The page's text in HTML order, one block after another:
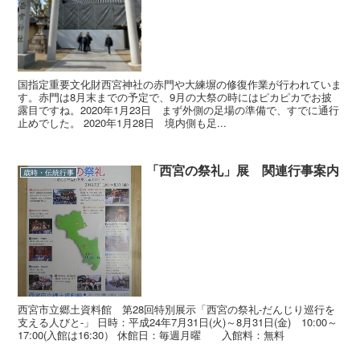
国指定重要文化財西宮神社の赤門や大練塀の修復作業が行われていま
す。赤門は8月末までの予定で、9月の大祭の時にはピカピカでお披
露目ですね。2020年1月23日 まず外側の足場の準備で、すでに通行
止めでした。 2020年1月28日 境内側も足...
歳時・伝統行事 「西宮の祭礼」展 関連行事案内
西宮市立郷土資料館 第28回特別展示「西宮の祭礼-だんじり巡行を
支える人びと-」 日時：平成24年7月31日(火)～8月31日(金) 10:00～
17:00(入館は16:30） 休館日：毎週月曜 入館料：無料